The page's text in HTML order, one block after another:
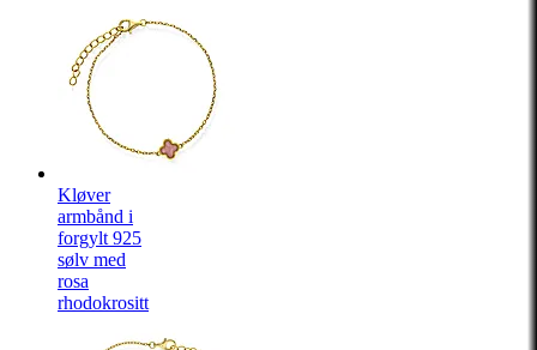
Kløver
armbånd i
forgylt 925
sølv med
rosa
rhodokrositt